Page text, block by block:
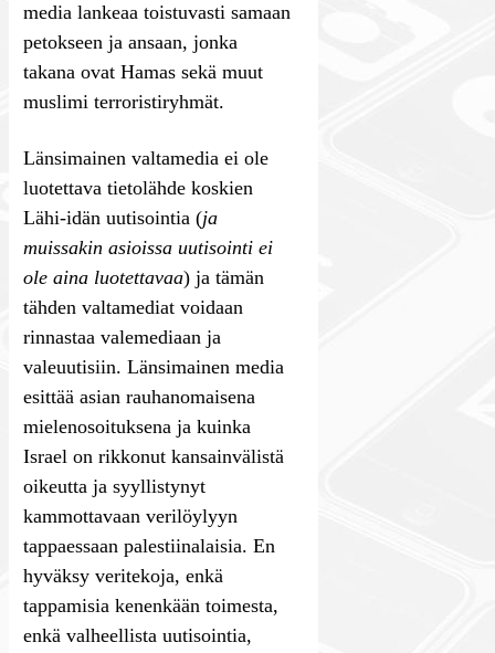
media lankeaa toistuvasti samaan
petokseen ja ansaan, jonka
takana ovat Hamas sekä muut
muslimi terroristiryhmät.
Länsimainen valtamedia ei ole
luotettava tietolähde koskien
Lähi-idän uutisointia (ja
muissakin asioissa uutisointi ei
ole aina luotettavaa) ja tämän
tähden valtamediat voidaan
rinnastaa valemediaan ja
valeuutisiin. Länsimainen media
esittää asian rauhanomaisena
mielenosoituksena ja kuinka
Israel on rikkonut kansainvälistä
oikeutta ja syyllistynyt
kammottavaan verilöylyyn
tappaessaan palestiinalaisia. En
hyväksy veritekoja, enkä
tappamisia kenenkään toimesta,
enkä valheellista uutisointia,